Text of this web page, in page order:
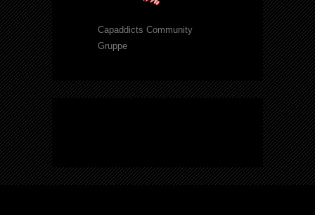
Capaddicts Community
Gruppe